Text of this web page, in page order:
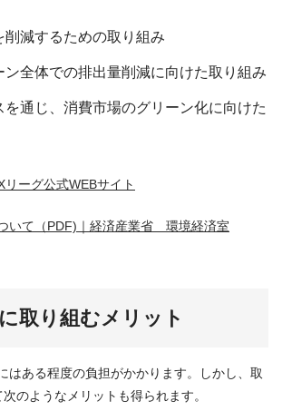
削減するための取り組み
ン全体での排出量削減に向けた取り組み
を通じ、消費市場のグリーン化に向けた
リーグ公式WEBサイト
いて（PDF)｜経済産業省 環境経済室
取り組むメリット
はある程度の負担がかかります。しかし、取
のようなメリットも得られます。